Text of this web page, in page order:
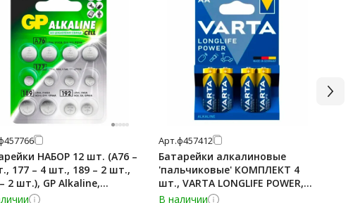
НАБОР 12 шт. (А76 –
177 – 4 шт., 189 – 2 шт.,
2 шт.), GP Alkaline,
A
Арт.ф457412
Батарейки алкалиновые
'пальчиковые' КОМПЛЕКТ 4
шт., VARTA LONGLIFE POWER,
АА (LR6, 24А), блистер,
В наличии